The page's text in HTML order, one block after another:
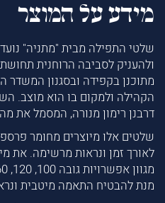
מידע על המוצר
שלטי התפילה מבית "מתניה"
ולהעניק לסביבה הרוחנית
מתוכנן בקפידה ובסגנון המשדר
הקהילה ולמקום בו הוא מוצב.
דרבנן רימון מנורה, המסמל את
שלטים אלו מיוצרים מחומר
לאורך זמן ונראות מרשימה. את
מנת להבטיח התאמה מיטבית